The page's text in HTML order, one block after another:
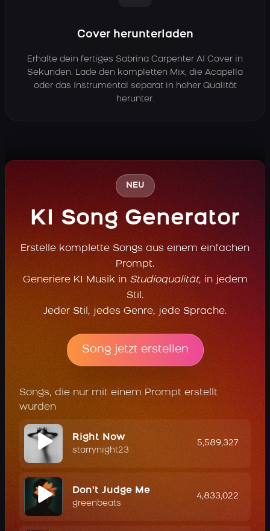
Cover herunterladen
Erhalte dein fertiges Sabrina Carpenter AI Cover in
Sekunden. Lade den kompletten Mix, die Acapella
oder das Instrumental separat in hoher Qualität
herunter.
NEU
KI Song Generator
Erstelle komplette Songs aus einem einfachen
Prompt.
Generiere KI Musik in Studioqualität, in jedem
Stil.
Jeder Stil, jedes Genre, jede Sprache.
Song jetzt erstellen
Songs, die nur mit einem Prompt erstellt
wurden
Right Now
starrynight23
5,589,327
Don't Judge Me
greenbeats
4,833,022